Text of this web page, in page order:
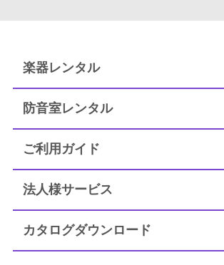
セフィーネNS MCプラン
簡易防音室 DIY.M
よくあるご質問
お電話でのお問い合わせ
0120-381-808
楽器レンタル
防音室レンタル
ご利用ガイド
法人様サービス
カタログダウンロード